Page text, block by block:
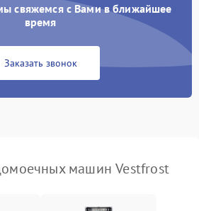
2100 ₽ Подробнее →
1700 ₽
свяжемся с Вами в ближайшее
время
Заказать звонок
машин Vestfrost